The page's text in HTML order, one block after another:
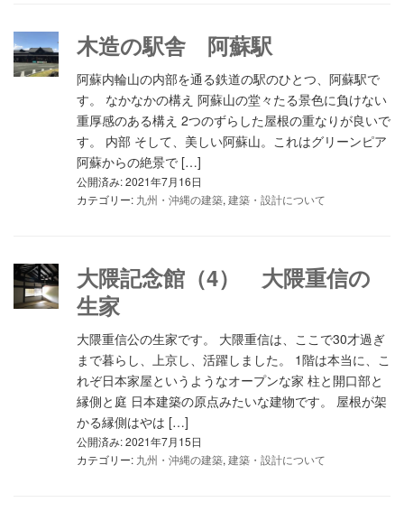
木造の駅舎 阿蘇駅
阿蘇内輪山の内部を通る鉄道の駅のひとつ、阿蘇駅で
す。 なかなかの構え 阿蘇山の堂々たる景色に負けない
重厚感のある構え 2つのずらした屋根の重なりが良いで
す。 内部 そして、美しい阿蘇山。これはグリーンピア
阿蘇からの絶景で […]
公開済み: 2021年7月16日
カテゴリー: 九州・沖縄の建築, 建築・設計について
大隈記念館（4） 大隈重信の
生家
大隈重信公の生家です。 大隈重信は、ここで30才過ぎ
まで暮らし、上京し、活躍しました。 1階は本当に、こ
れぞ日本家屋というようなオープンな家 柱と開口部と
縁側と庭 日本建築の原点みたいな建物です。 屋根が架
かる縁側はやは […]
公開済み: 2021年7月15日
カテゴリー: 九州・沖縄の建築, 建築・設計について